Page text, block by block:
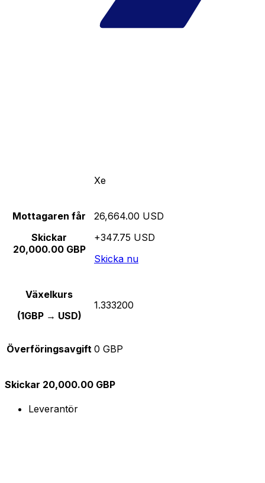
Xe
Mottagaren får
Skickar
20,000.00 GBP
26,664.00 USD
+347.75 USD
Skicka nu
Växelkurs
(1GBP → USD)
1.333200
Överföringsavgift 0 GBP
Skickar 20,000.00 GBP
Leverantör